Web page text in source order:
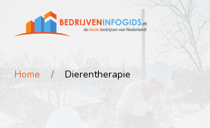
Home Dierentherapie